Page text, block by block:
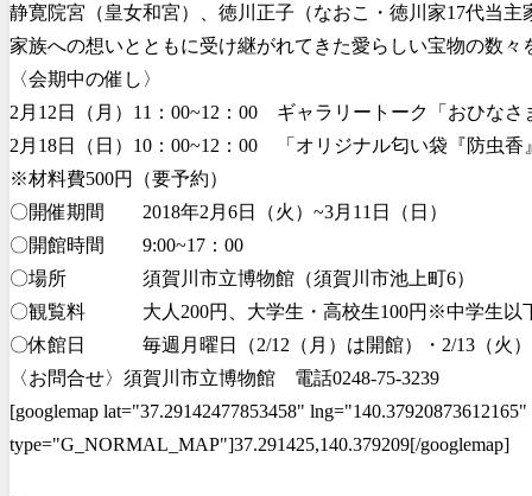
静寛院宮（皇女和宮）、徳川正子（なおこ・徳川家17代当
家族への想いとともに受け継がれてきた愛らしい宝物の数々
〈会期中の催し〉
2月12日（月）11：00~12：00 ギャラリートーク「おひなさ
2月18日（日）10：00~12：00 「オリジナル匂い袋『防虫香
※材料費500円（要予約）
〇開催期間 2018年2月6日（火）~3月11日（日）
〇開館時間 9:00~17：00
〇場所 須賀川市立博物館（須賀川市池上町6）
〇観覧料 大人200円、大学生・高校生100円※中学生以
〇休館日 毎週月曜日（2/12（月）は開館）・2/13（火）
〈お問合せ〉須賀川市立博物館 電話0248-75-3239
[googlemap lat="37.29142477853458"
type="G_NORMAL_MAP"]37.291425,140.379209[/googlemap]